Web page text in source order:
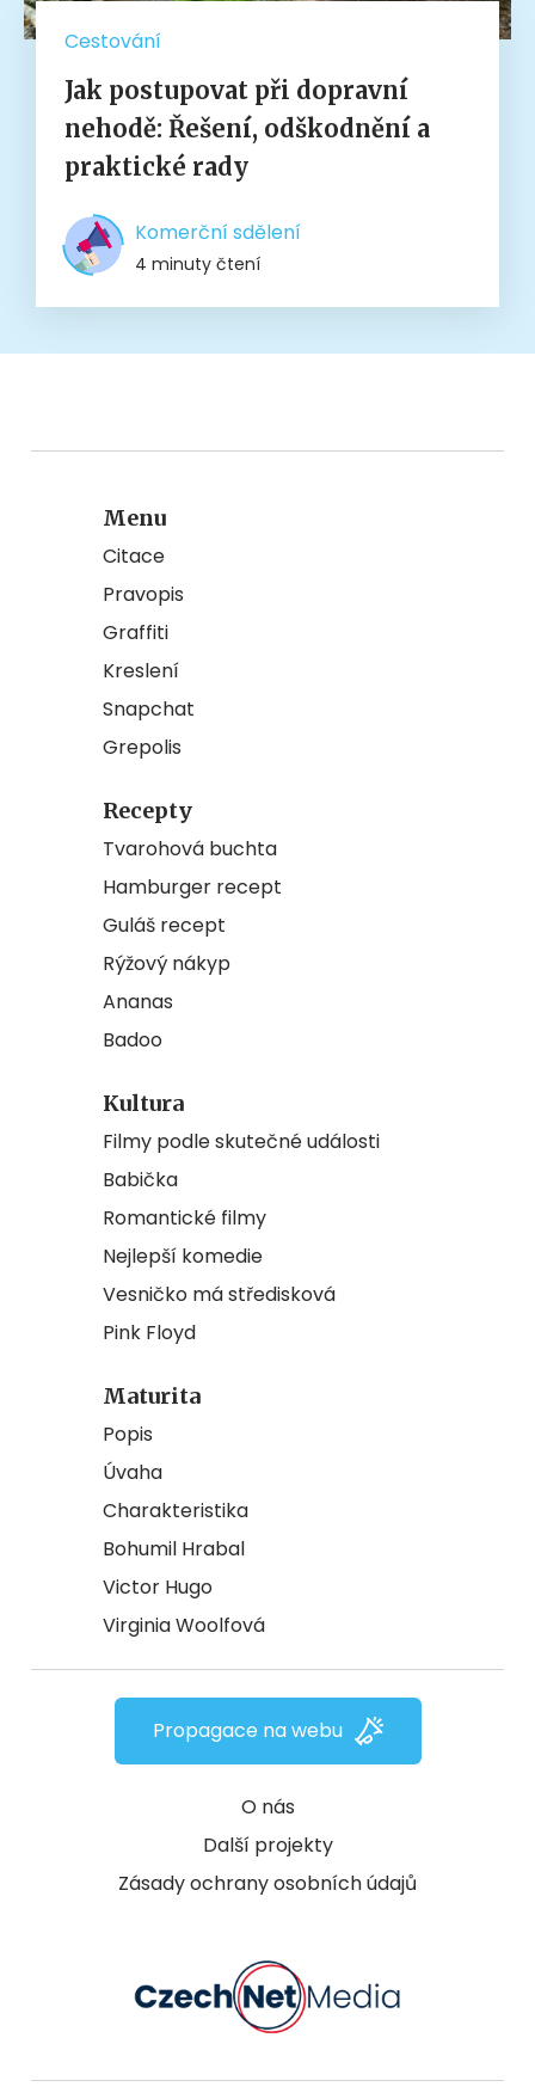
Cestování
Jak postupovat při dopravní
nehodě: Řešení, odškodnění a
praktické rady
Komerční sdělení
4 minuty čtení
Menu
Citace
Pravopis
Graffiti
Kreslení
Snapchat
Grepolis
Recepty
Tvarohová buchta
Hamburger recept
Guláš recept
Rýžový nákyp
Ananas
Badoo
Kultura
Filmy podle skutečné události
Babička
Romantické filmy
Nejlepší komedie
Vesničko má středisková
Pink Floyd
Maturita
Popis
Úvaha
Charakteristika
Bohumil Hrabal
Victor Hugo
Virginia Woolfová
O nás
Další projekty
Zásady ochrany osobních údajů
Propagace na webu